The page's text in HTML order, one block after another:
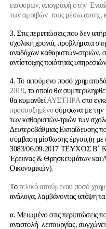
εισφορών, απογραφή στην
των αμοιβών τους μέσω αυτής,
3. Στις περιπτώσεις που δεν
σχολική χρονιά, προβλήματα
αναδόχων καθαριστών-στριών,
αντίστοιχης ποιότητας
4. Το αιτούμενο ποσό
2019, το οποίο θα
θα κυμανθείΑΥΣΤΗΡΑ στο
προσαυξημένοσύμφωνα με την
των καθαριστών-τριών των
Δευτεροβάθμιας Εκπαίδευσης
σύμβαση μίσθωσης έργου,(η
3083/06.09.2017 ΤΕΥΧΟΣ Β΄
Έρευνας & Θρησκευμάτων και
Οικονομικών).
Τοτελικό αιτούμενου ποσό
ανάλογα, λαμβάνοντας υπόψη
α. Μειωμένο στις περιπτώσεις
αναστολή λειτουργίας,